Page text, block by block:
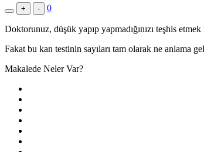
+ - 0
Doktorunuz, düşük yapıp yapmadığınızı teşhis
Fakat bu kan testinin sayıları tam olarak ne anlama
Makalede Neler Var?